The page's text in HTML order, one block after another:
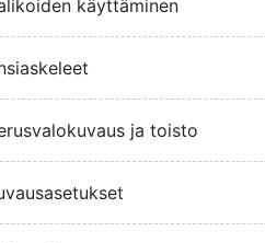
käyttäminen
ja toisto